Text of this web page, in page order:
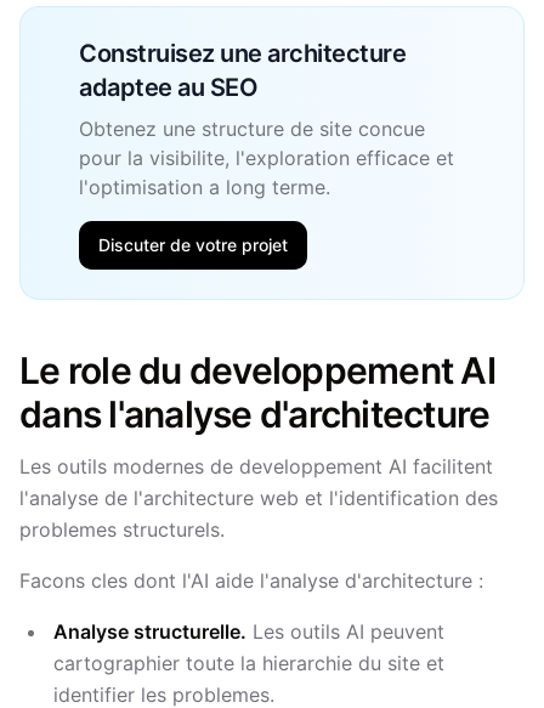
Construisez une architecture
adaptee au SEO
Obtenez une structure de site concue
pour la visibilite, l'exploration efficace et
l'optimisation a long terme.
Discuter de votre projet
Le role du developpement AI
dans l'analyse d'architecture
Les outils modernes de developpement AI facilitent
l'analyse de l'architecture web et l'identification des
problemes structurels.
Facons cles dont l'AI aide l'analyse d'architecture :
Analyse structurelle. Les outils AI peuvent
cartographier toute la hierarchie du site et
identifier les problemes.